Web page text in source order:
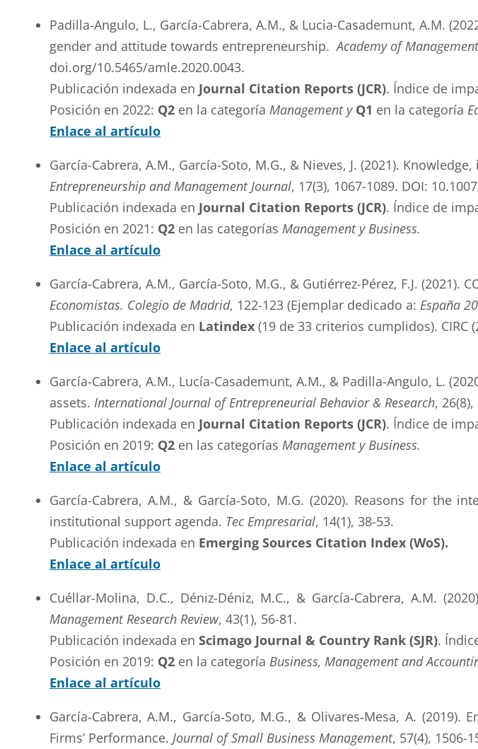
Padilla-Angulo, L., García-Cabrera, A.M., & Lucia-Casademunt, A.M.
gender and attitude towards entrepreneurship. Academy of
doi.org/10.5465/amle.2020.0043.
Publicación indexada en Journal Citation Reports (JCR). Índice de
Posición en 2022: Q2en la categoría Management y Q1 en la categoría
Enlace al artículo
García-Cabrera, A.M., García-Soto, M.G., & Nieves, J. (2021).
Entrepreneurship and Management Journal, 17(3), 1067-1089. DOI:
Publicación indexada en Journal Citation Reports (JCR). Índice de
Posición en 2021: Q2en las categorías Management y Business.
Enlace al artículo
García-Cabrera, A.M., García-Soto, M.G., & Gutiérrez-Pérez, F.J.
Economistas. Colegio de Madrid, 122-123 (Ejemplar dedicado a: España
Publicación indexada en Latindex(19 de 33 criterios cumplidos). CIRC
Enlace al artículo
García-Cabrera, A.M., Lucía-Casademunt, A.M., & Padilla-Angulo, L.
assets. International Journal of Entrepreneurial Behavior & Research,
Publicación indexada en Journal Citation Reports (JCR). Índice de
Posición en 2019: Q2en las categorías Management y Business.
Enlace al artículo
García-Cabrera, A.M., & García-Soto, M.G. (2020). Reasons for the
institutional support agenda. Tec Empresarial, 14(1), 38-53.
Publicación indexada en Emerging Sources Citation Index (WoS).
Enlace al artículo
Cuéllar-Molina, D.C., Déniz-Déniz, M.C., & García-Cabrera, A.M.
Management Research Review, 43(1), 56-81.
Publicación indexada en Scimago Journal & Country Rank (SJR).
Posición en 2019: Q2en la categoría Business, Management and
Enlace al artículo
García‐Cabrera, A.M., García‐Soto, M.G., & Olivares‐Mesa, A.
Firms’ Performance. Journal of Small Business Management, 57(4), 1506-